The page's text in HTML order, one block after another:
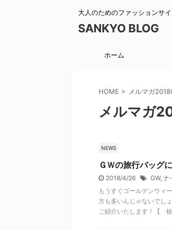
大人のためのファッションサイ
SANKYO BLOG
ホーム
HOME > メルマガ
メルマガ
NEWS
ＧＷの旅行バッグ
2018/4/26 GW, ナ
もうすぐゴールデンウィ
方も多いんじゃないでし
ご紹介いたします！【